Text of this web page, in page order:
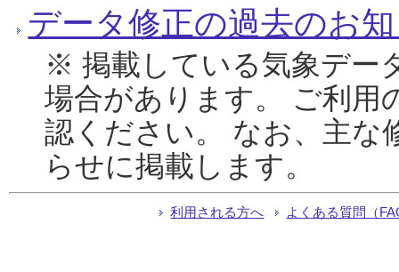
データ修正の過去のお
※ 掲載している気象デー
場合があります。 ご利用
認ください。 なお、主な
らせに掲載します。
利用される方へ よくある質問（